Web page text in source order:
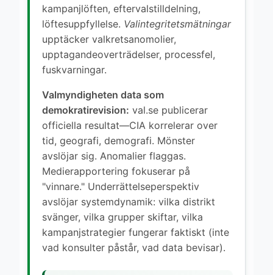
kampanjlöften, eftervalstilldelning,
löftesuppfyllelse. Valintegritetsmätningar
upptäcker valkretsanomolier,
upptagandeoverträdelser, processfel,
fuskvarningar.
Valmyndigheten data som
demokratirevision: val.se publicerar
officiella resultat—CIA korrelerar over
tid, geografi, demografi. Mönster
avslöjar sig. Anomalier flaggas.
Medierapportering fokuserar på
"vinnare." Underrättelseperspektiv
avslöjar systemdynamik: vilka distrikt
svänger, vilka grupper skiftar, vilka
kampanjstrategier fungerar faktiskt (inte
vad konsulter påstår, vad data bevisar).